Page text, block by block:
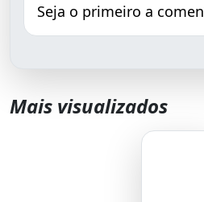
Seja o primeiro a
Mais visualizados